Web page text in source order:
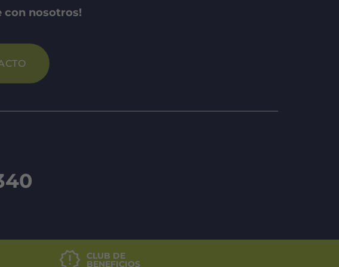
con nosotros!
CLUB DE
BENEFICIOS